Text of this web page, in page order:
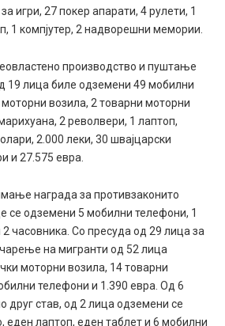
игри, 27 покер апарати, 4 рулети, 1
1 компјутер, 2 надворешни мемории.
производство и пуштање
19 лица биле одземени 49 мобилни
возила, 2 товарни моторни
2 револвери, 1 лаптоп,
2.000 леки, 30 швајцарски
и 27.575 евра.
награда за противзаконито
се одземени 5 мобилни телефони, 1
часовника. Со пресуда од 29 лица за
на мигранти од 52 лица
моторни возила, 14 товарни
телефони и 1.390 евра. Од 6
друг став, од 2 лица одземени се
еден лаптоп, еден таблет и 6 мобилни